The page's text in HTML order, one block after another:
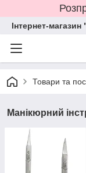
Інтернет-
Товари та
Манікюрний